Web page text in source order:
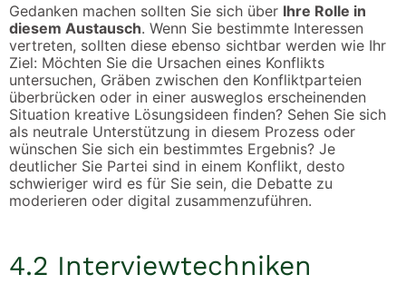
Gedanken machen sollten Sie sich über Ihre Rolle in
diesem Austausch. Wenn Sie bestimmte Interessen
vertreten, sollten diese ebenso sichtbar werden wie Ihr
Ziel: Möchten Sie die Ursachen eines Konflikts
untersuchen, Gräben zwischen den Konfliktparteien
überbrücken oder in einer ausweglos erscheinenden
Situation kreative Lösungsideen finden? Sehen Sie sich
als neutrale Unterstützung in diesem Prozess oder
wünschen Sie sich ein bestimmtes Ergebnis? Je
deutlicher Sie Partei sind in einem Konflikt, desto
schwieriger wird es für Sie sein, die Debatte zu
moderieren oder digital zusammenzuführen.
4.2 Interviewtechniken